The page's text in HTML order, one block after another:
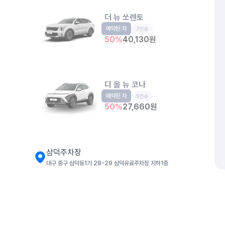
더 뉴 쏘렌토
중형SUV 7인승
50%40,130원
예약된 차
디 올 뉴 코나
소형SUV 5인승
50%27,660원
예약된 차
삼덕주차장
대구 중구 삼덕동1가 28-29 삼덕유료주차장 지하1층